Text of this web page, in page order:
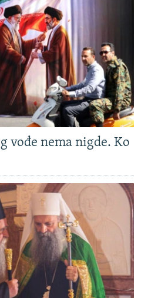
vođe nema nigde. Ko